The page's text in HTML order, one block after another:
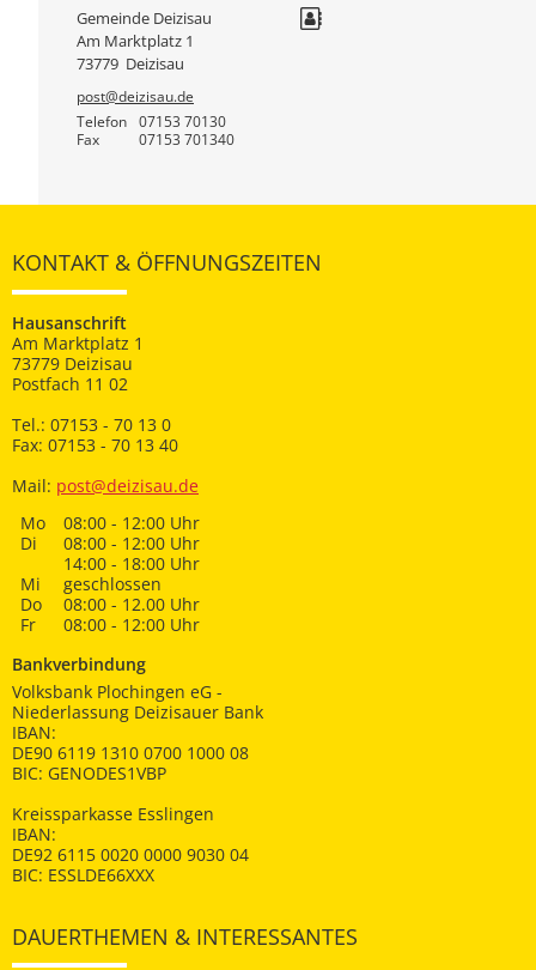
Gemeinde Deizisau
Am Marktplatz 1
73779 Deizisau
post@deizisau.de
Telefon
07153 70130
Fax 07153 701340
KONTAKT & ÖFFNUNGSZEITEN
Hausanschrift
Am Marktplatz 1
73779 Deizisau
Postfach 11 02
Tel.: 07153 - 70 13 0
Fax: 07153 - 70 13 40
Mail: post@deizisau.de
Mo
08:00 - 12:00 Uhr
Di
08:00 - 12:00 Uhr
14:00 - 18:00 Uhr
Mi
geschlossen
Do
08:00 - 12.00 Uhr
Fr
08:00 - 12:00 Uhr
Bankverbindung
Volksbank Plochingen eG -
Niederlassung Deizisauer Bank
IBAN:
DE90 6119 1310 0700 1000 08
BIC: GENODES1VBP
Kreissparkasse Esslingen
IBAN:
DE92 6115 0020 0000 9030 04
BIC: ESSLDE66XXX
DAUERTHEMEN & INTERESSANTES